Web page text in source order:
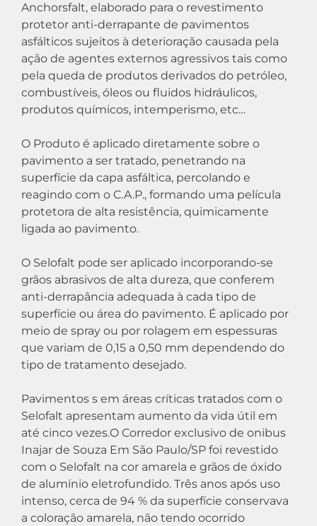
Anchorsfalt, elaborado para o revestimento
protetor anti-derrapante de pavimentos
asfálticos sujeitos à deterioração causada pela
ação de agentes externos agressivos tais como
pela queda de produtos derivados do petróleo,
combustíveis, óleos ou fluidos hidráulicos,
produtos químicos, intemperismo, etc…
O Produto é aplicado diretamente sobre o
pavimento a ser tratado, penetrando na
superfície da capa asfáltica, percolando e
reagindo com o C.A.P., formando uma película
protetora de alta resistência, quimicamente
ligada ao pavimento.
O Selofalt pode ser aplicado incorporando-se
grãos abrasivos de alta dureza, que conferem
anti-derrapância adequada à cada tipo de
superfície ou área do pavimento. É aplicado por
meio de spray ou por rolagem em espessuras
que variam de 0,15 a 0,50 mm dependendo do
tipo de tratamento desejado.
Pavimentos s em áreas críticas tratados com o
Selofalt apresentam aumento da vida útil em
até cinco vezes.O Corredor exclusivo de onibus
Inajar de Souza Em São Paulo/SP foi revestido
com o Selofalt na cor amarela e grãos de óxido
de alumínio eletrofundido. Três anos após uso
intenso, cerca de 94 % da superfície conservava
a coloração amarela, não tendo ocorrido